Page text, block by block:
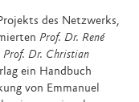
des Netzwerks,
Prof. Dr. René
Prof. Dr. Christian
ein Handbuch
von Emmanuel